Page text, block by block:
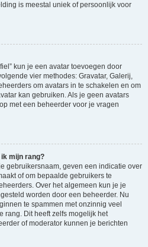
is meestal uniek of persoonlijk voor
kun je een avatar toevoegen door
vier methodes: Gravatar, Galerij,
om avatars in te schakelen en om
kan gebruiken. Als je geen avatars
met een beheerder voor je vragen
mijn rang?
gebruikersnaam, geven een indicatie over
of om bepaalde gebruikers te
Over het algemeen kun je je
worden door een beheerder. Nu
te spammen met onzinnig veel
rang. Dit heeft zelfs mogelijk het
of moderator kunnen je berichten